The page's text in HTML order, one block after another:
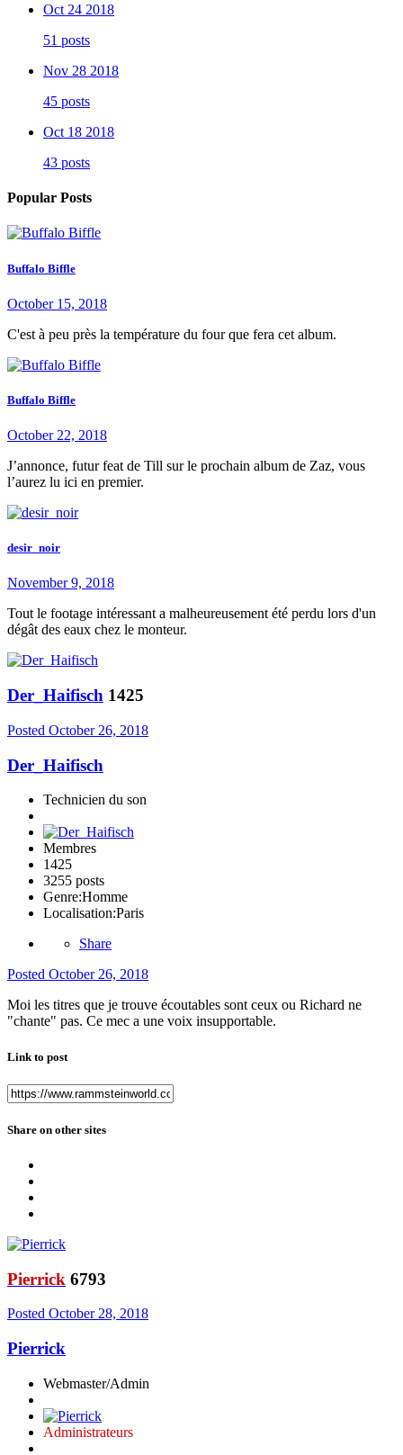
Oct 24 2018
51 posts
Nov 28 2018
45 posts
Oct 18 2018
43 posts
Popular Posts
Buffalo Biffle
October 15, 2018
C'est à peu près la température du four que fera cet album.
Buffalo Biffle
October 22, 2018
J’annonce, futur feat de Till sur le prochain album de Zaz, vous
l’aurez lu ici en premier.
desir_noir
November 9, 2018
Tout le footage intéressant a malheureusement été perdu lors d'un
dégât des eaux chez le monteur.
Der_Haifisch 1425
Posted October 26, 2018
Der_Haifisch
Technicien du son
Membres
1425
3255 posts
Genre:Homme
Localisation:Paris
Share
Posted October 26, 2018
Moi les titres que je trouve écoutables sont ceux ou Richard ne
"chante" pas. Ce mec a une voix insupportable.
Link to post
Share on other sites
Pierrick 6793
Posted October 28, 2018
Pierrick
Webmaster/Admin
Administrateurs